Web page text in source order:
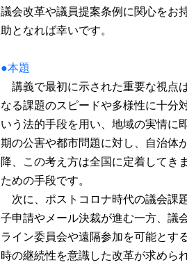
議会改革や議員提案条例に関心をお
助となれば幸いです。
●本題
講義で最初に示された重要な視点
なる課題のスピードや多様性に十分
いう法的手段を用い、地域の実情に
期の公害や都市問題に対し、自治体
降、この考え方は全国に定着してき
ための手段です。
次に、ポストコロナ時代の議会課
子申請やメール決裁が進む一方、議
ライン委員会や遠隔参加を可能とす
時の継続性を意識した改革が求めら